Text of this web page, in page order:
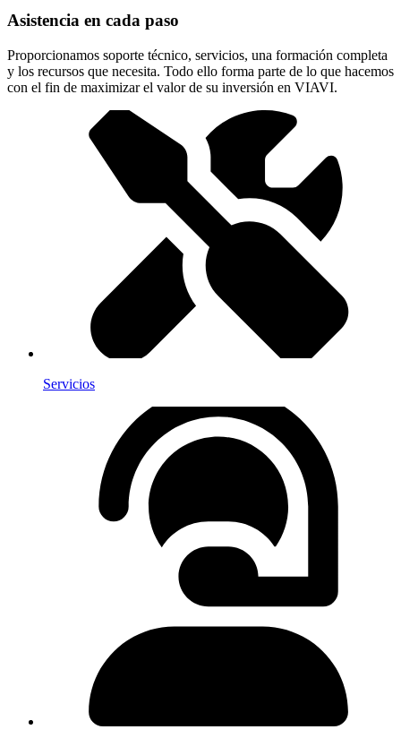
Asistencia en cada paso
Proporcionamos soporte técnico, servicios, una formación completa
y los recursos que necesita. Todo ello forma parte de lo que hacemos
con el fin de maximizar el valor de su inversión en VIAVI.
Servicios